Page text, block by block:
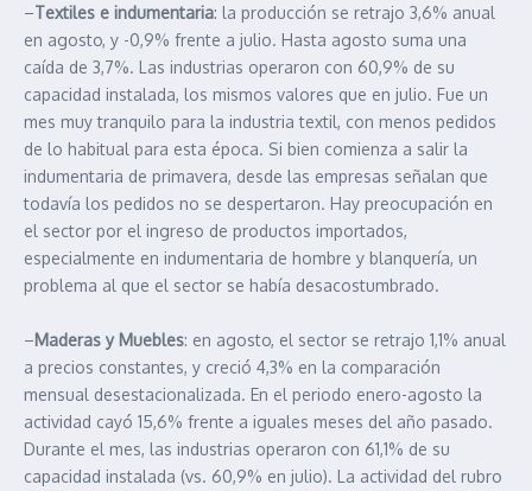
–Textiles e indumentaria: la producción se retrajo 3,6% anual
en agosto, y -0,9% frente a julio. Hasta agosto suma una
caída de 3,7%. Las industrias operaron con 60,9% de su
capacidad instalada, los mismos valores que en julio. Fue un
mes muy tranquilo para la industria textil, con menos pedidos
de lo habitual para esta época. Si bien comienza a salir la
indumentaria de primavera, desde las empresas señalan que
todavía los pedidos no se despertaron. Hay preocupación en
el sector por el ingreso de productos importados,
especialmente en indumentaria de hombre y blanquería, un
problema al que el sector se había desacostumbrado.
–Maderas y Muebles: en agosto, el sector se retrajo 1,1% anual
a precios constantes, y creció 4,3% en la comparación
mensual desestacionalizada. En el periodo enero-agosto la
actividad cayó 15,6% frente a iguales meses del año pasado.
Durante el mes, las industrias operaron con 61,1% de su
capacidad instalada (vs. 60,9% en julio). La actividad del rubro